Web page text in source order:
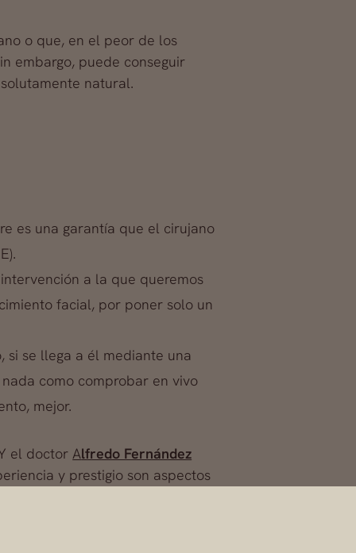
o que, en el peor de los
embargo, puede conseguir
natural.
es una garantía que el cirujano
a la que queremos
facial, por poner solo un
se llega a él mediante una
como comprobar en vivo
mejor.
el doctorAlfredo Fernández
y prestigio son aspectos